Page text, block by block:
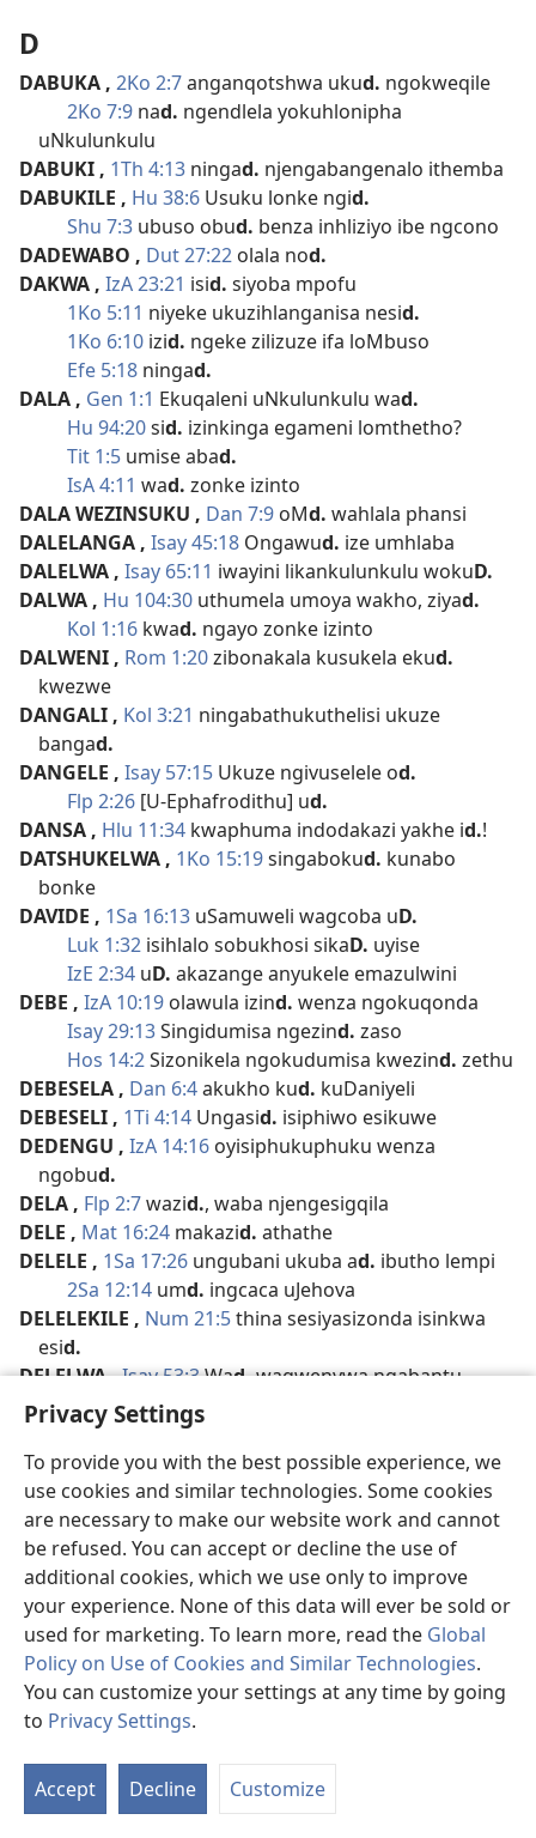
Privacy Settings
To provide you with the best possible experience, we
use cookies and similar technologies. Some cookies
are necessary to make our website work and cannot
be refused. You can accept or decline the use of
additional cookies, which we use only to improve
your experience. None of this data will ever be sold or
used for marketing. To learn more, read the Global
Policy on Use of Cookies and Similar Technologies.
You can customize your settings at any time by going
to Privacy Settings.
Accept Decline Customize
D
DABUKA , 2Ko 2:7anganqotshwa ukud. ngokweqile
2Ko 7:9 nad. ngendlela yokuhlonipha
uNkulunkulu
DABUKI , 1Th 4:13 ningad. njengabangenalo ithemba
DABUKILE , Hu 38:6 Usuku lonke ngid.
Shu 7:3 ubuso obud. benza inhliziyo ibe ngcono
DADEWABO , Dut 27:22 olala nod.
DAKWA , IzA 23:21 isid. siyoba mpofu
1Ko 5:11 niyeke ukuzihlanganisa nesid.
1Ko 6:10 izid. ngeke zilizuze ifa loMbuso
Efe 5:18 ningad.
DALA , Gen 1:1 Ekuqaleni uNkulunkulu wad.
Hu 94:20sid. izinkinga egameni lomthetho?
Tit 1:5 umise abad.
IsA 4:11 wad. zonke izinto
DALA WEZINSUKU , Dan 7:9 oMd. wahlala phansi
DALELANGA , Isay 45:18 Ongawud. ize umhlaba
DALELWA , Isay 65:11 iwayini likankulunkulu wokuD.
DALWA , Hu 104:30 uthumela umoya wakho, ziyad.
Kol 1:16 kwad. ngayo zonke izinto
DALWENI , Rom 1:20zibonakala kusukela ekud.
kwezwe
DANGALI , Kol 3:21 ningabathukuthelisi ukuze
bangad.
DANGELE , Isay 57:15 Ukuze ngivuselele od.
Flp 2:26 [U-Ephafrodithu] ud.
DANSA , Hlu 11:34 kwaphuma indodakazi yakhe id.!
DATSHUKELWA , 1Ko 15:19singabokud. kunabo
bonke
DAVIDE , 1Sa 16:13 uSamuweli wagcoba uD.
Luk 1:32 isihlalo sobukhosi sikaD. uyise
IzE 2:34 uD. akazange anyukele emazulwini
DEBE , IzA 10:19 olawula izind. wenza ngokuqonda
Isay 29:13Singidumisa ngezind. zaso
Hos 14:2Sizonikela ngokudumisa kwezind. zethu
DEBESELA , Dan 6:4akukho kud. kuDaniyeli
DEBESELI , 1Ti 4:14 Ungasid. isiphiwo esikuwe
DEDENGU , IzA 14:16 oyisiphukuphuku wenza
ngobud.
DELA , Flp 2:7wazid., waba njengesigqila
DELE , Mat 16:24 makazid. athathe
DELELE , 1Sa 17:26 ungubani ukuba ad. ibutho lempi
2Sa 12:14 umd. ingcaca uJehova
DELELEKILE , Num 21:5thina sesiyasizonda isinkwa
esid.
DELELWA,Isay 53:3Wad.wagwenywa ngabantu
DEMONI , Mat 8:28amadoda amabili anama
IzE 16:16
eyayinomoya, i
1Ko 10:20izizwe zihlabela amad.
1Ko 10:21ukudla etafuleni lamad.
Jak 2:19ama d.ayakholwa athuthumele
DENARIYU, Luk 7:41yayikweleta od.abangu-500
DEVELI,Mat 25:41umlilo waphakade
olungiselelwe u D.
Luk 4:6UD.wathi, leli gunya linikezwe mina
Luk 8:12uD.uthatha izwi ezinhliziyweni
Joh 8:44nivela kuyihlo uD.
Efe 4:27ningamniki u
Jak 4:7
melanani no
uyonibalekela
1Pe 5:8
uzulazula njengebhubesi elibhongayo